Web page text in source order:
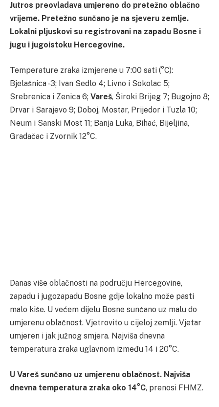
Jutros preovladava umjereno do pretežno oblačno
vrijeme. Pretežno sunčano je na sjeveru zemlje.
Lokalni pljuskovi su registrovani na zapadu Bosne i
jugu i jugoistoku Hercegovine.
Temperature zraka izmjerene u 7:00 sati (°C):
Bjelašnica -3; Ivan Sedlo 4; Livno i Sokolac 5;
Srebrenica i Zenica 6; Vareš, Široki Brijeg 7; Bugojno 8;
Drvar i Sarajevo 9; Doboj, Mostar, Prijedor i Tuzla 10;
Neum i Sanski Most 11; Banja Luka, Bihać, Bijeljina,
Gradačac i Zvornik 12°C.
Danas više oblačnosti na području Hercegovine,
zapadu i jugozapadu Bosne gdje lokalno može pasti
malo kiše. U većem dijelu Bosne sunčano uz malu do
umjerenu oblačnost. Vjetrovito u cijeloj zemlji. Vjetar
umjeren i jak južnog smjera. Najviša dnevna
temperatura zraka uglavnom između 14 i 20°C.
U Vareš sunčano uz umjerenu oblačnost. Najviša
dnevna temperatura zraka oko 14°C, prenosi FHMZ.